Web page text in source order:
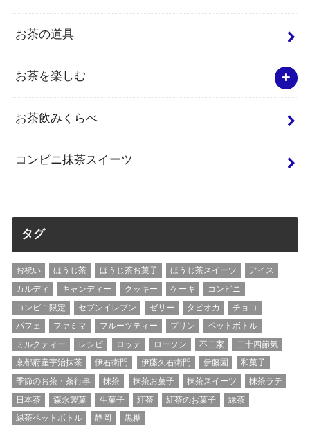
お茶の道具
お茶を楽しむ
お茶飲みくらべ
コンビニ抹茶スイーツ
タグ
お祝い ほうじ茶 ほうじ茶お菓子 ほうじ茶スイーツ
アイス
カルディ
キャンディー クッキー ケーキ
コンビニ
コンビニ限定
セブンイレブン ゼリー タピオカ
チョコ
パフェ
ファミマ フルーツティー プリン
ペットボトル
ミルクティー
レシピ ロッテ ローソン 不二家
二十四節気
京都府産宇治抹茶
伊右衛門 伊藤久右衛門 伊藤園
和菓子
季節のお茶・茶行事
抹茶 抹茶お菓子 抹茶スイーツ
抹茶ラテ
日本茶
森永製菓 生菓子 紅茶 紅茶のお菓子
緑茶
緑茶ペットボトル
静岡 黒糖